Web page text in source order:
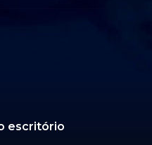
escritório